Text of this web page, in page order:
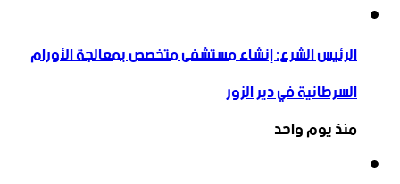
الرئيس الشرع: إنشاء ‌‏مستشفى متخصص بمعالجة الأورام
السرطانية في دير الزور
منذ يوم واحد